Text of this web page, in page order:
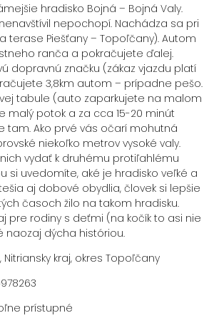
hradisko Bojná – Bojná Valy.
nepochopí. Nachádza sa pri
terase Piešťany – Topoľčany). Autom
ranča a pokračujete ďalej.
dopravnú značku (zákaz vjazdu platí
3,8km autom – prípadne pešo.
tabule (auto zaparkujete na malom
malý potok a za cca 15-20 minút
tam. Ako prvé vás očarí mohutná
niekoľko metrov vysoké valy.
vydať k druhému protiľahlému
si uvedomíte, aké je hradisko veľké a
aj dobové obydlia, človek si lepšie
časoch žilo na takom hradisku.
pre rodiny s deťmi (na kočík to asi nie
naozaj dýcha históriou.
Nitriansky kraj, okres Topoľčany
prístupné